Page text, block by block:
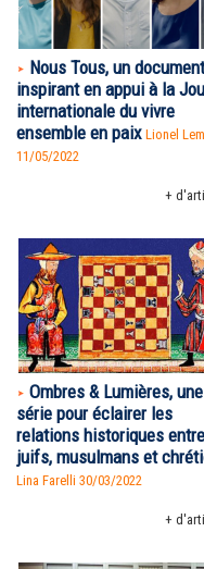
Nous Tous, un
inspirant en appui à la
internationale du vivre
ensemble en paix Lionel
11/05/2022
+
Ombres & Lumières, une
série pour éclairer les
relations historiques entre
juifs, musulmans et
Lina Farelli 30/03/2022
+